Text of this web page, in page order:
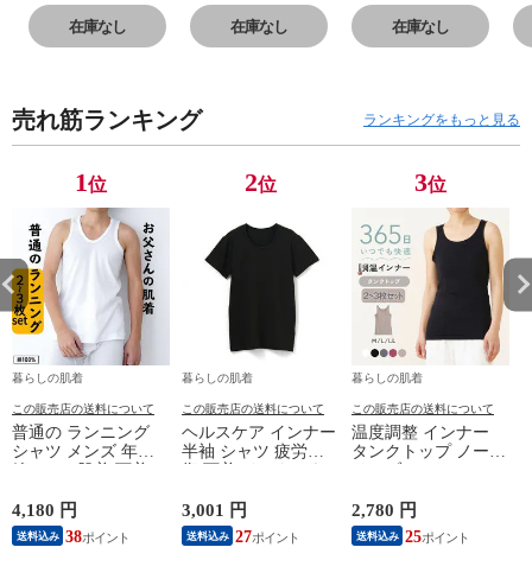
得!! 脇汗 汗取り
パッド付き 春夏
パット付き 吸汗
速乾 24SS
在庫なし
得!! 脇汗 汗取り
パッド付き 春夏
パット付き 吸汗
速乾 24SS
在庫なし
得!! 脇汗 汗取り
パッド付き 春夏
パット付き 吸汗
速乾 24SS
在庫なし
売れ筋ランキング ランキングをもっと見る
1位
暮らしの肌着
この販売店の送料について
普通の ランニング
シャツ メンズ 年間
綿100 % 肌着 下着 U
ンクトップ ノースリ
ーブ インナー 紳士
男性 シニア 抗菌 防
4,180 円
送料込み 38
2位
暮らしの肌着
この販売店の送料について
ヘルスケア インナー
半袖 シャツ 疲労回
復 下着 インナーウ
外線 疲労軽減 ボデ
ィケア 健康 プレゼ
ント ギフト ヘルス
3,001 円
送料込み 27
3位
暮らしの肌着
この販売店の送料について
温度調整 インナー
タンクトップ ノース
リーブ レディース
オフホワイト/ブラウ
ン/ブラック/チャコ
ールグレー/ピンク
2,780 円
送料込み 25